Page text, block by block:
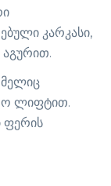
კარკასი,
ლიფტით.
ფერის